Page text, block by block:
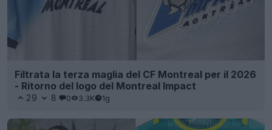
Filtrata la terza maglia del CF Montreal per il 2026
- Ritorno del logo del Montreal Impact
29 8 0 3.3K 1g